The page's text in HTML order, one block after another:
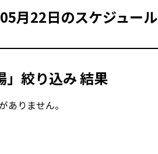
月22日のスケジュール
」絞り込み 結果
ありません。